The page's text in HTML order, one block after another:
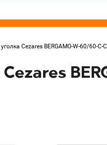
Cezares BERGAMO-W-60/60-C-